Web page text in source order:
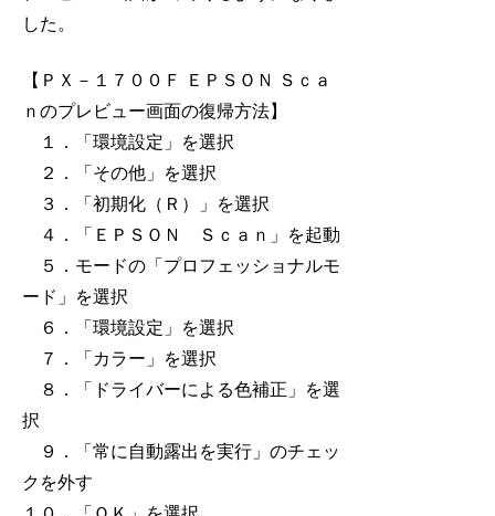
した。
【ＰＸ－１７００Ｆ ＥＰＳＯＮ Ｓｃａ
ｎのプレビュー画面の復帰方法】
１．「環境設定」を選択
２．「その他」を選択
３．「初期化（Ｒ）」を選択
４．「ＥＰＳＯＮ Ｓｃａｎ」を起動
５．モードの「プロフェッショナルモ
ード」を選択
６．「環境設定」を選択
７．「カラー」を選択
８．「ドライバーによる色補正」を選
択
９．「常に自動露出を実行」のチェッ
クを外す